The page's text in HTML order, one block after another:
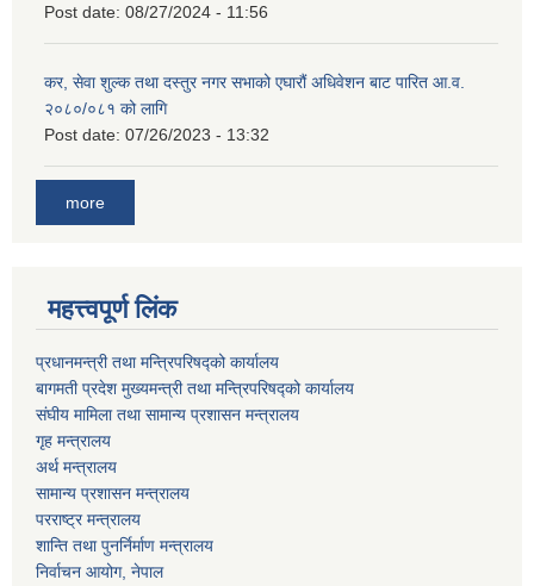
Post date: 08/27/2024 - 11:56
कर, सेवा शुल्क तथा दस्तुर नगर सभाको एघारौं अधिवेशन बाट पारित आ.व.
२०८०/०८१ को लागि
Post date: 07/26/2023 - 13:32
more
महत्त्वपूर्ण लिंक
प्रधानमन्त्री तथा मन्त्रिपरिषद्को कार्यालय
बागमती प्रदेश मुख्यमन्त्री तथा मन्त्रिपरिषद्को कार्यालय
संघीय मामिला तथा सामान्य प्रशासन मन्त्रालय
गृह मन्त्रालय
अर्थ मन्त्रालय
सामान्य प्रशासन मन्त्रालय
परराष्ट्र मन्त्रालय
शान्ति तथा पुनर्निर्माण मन्त्रालय
निर्वाचन आयोग, नेपाल